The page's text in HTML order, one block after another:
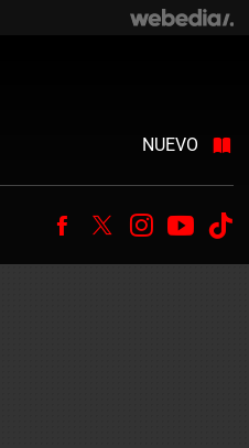
NUEVO
Facebook
TwitterInstagram
Youtube